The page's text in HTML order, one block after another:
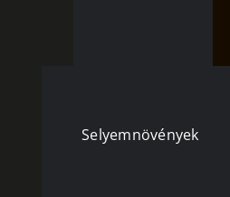
Selyemnövények